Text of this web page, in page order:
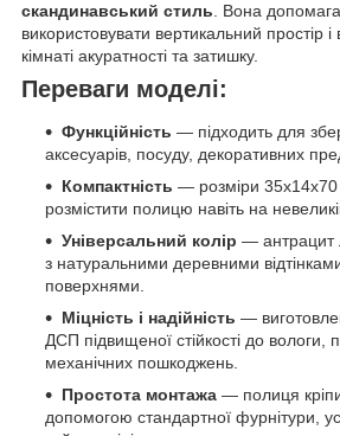
скандинавський стиль. Вона
використовувати вертикальний простір
кімнаті акуратності та затишку.
Переваги моделі:
Функційність — підходить для
аксесуарів, посуду, декоративних
Компактність — розміри
розмістити полицю навіть на невеликій
Універсальний колір — антрацит
з натуральними деревними
поверхнями.
Міцність і надійність —
ДСП підвищеної стійкості до вологи,
механічних пошкоджень.
Простота монтажа — полиця
допомогою стандартної фурнітури,